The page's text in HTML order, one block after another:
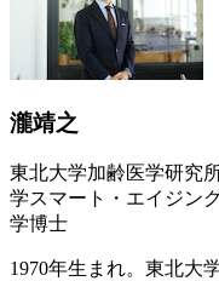
瀧靖之
東北大学加齢医学研究
学スマート・エイジン
学博士
1970年生まれ。東北大